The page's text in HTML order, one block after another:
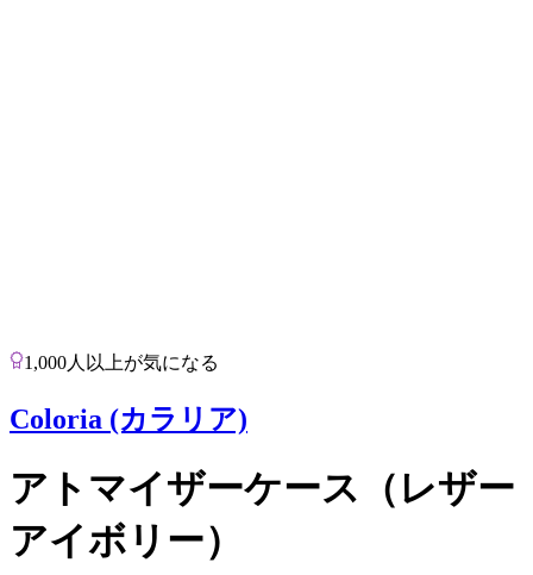
1,000人以上が気になる
Coloria (カラリア)
アトマイザーケース（レザー
アイボリー）